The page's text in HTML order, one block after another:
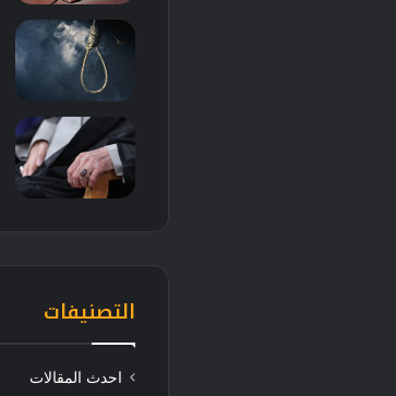
التصنيفات
احدث المقالات